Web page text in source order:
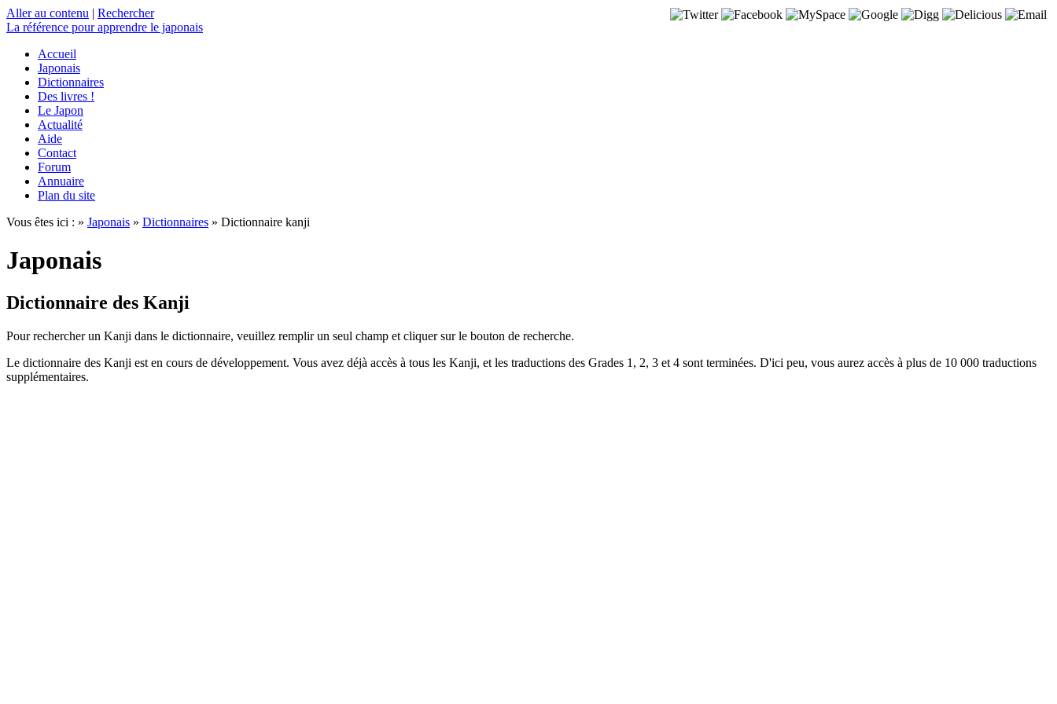
Aller au contenu | Rechercher
La référence pour apprendre le japonais
Accueil
Japonais
Dictionnaires
Des livres !
Le Japon
Actualité
Aide
Contact
Forum
Annuaire
Plan du site
Vous êtes ici : » Japonais » Dictionnaires » Dictionnaire kanji
Japonais
Dictionnaire des Kanji
Pour rechercher un Kanji dans le dictionnaire, veuillez remplir un seul champ et cliquer sur le bouton de recherche.
Le dictionnaire des Kanji est en cours de développement. Vous avez déjà accès à tous les Kanji, et les traductions des Grades 1, 2, 3 et 4 sont terminées. D'ici peu, vous aurez accès à plus de 10 000 traductions
supplémentaires.